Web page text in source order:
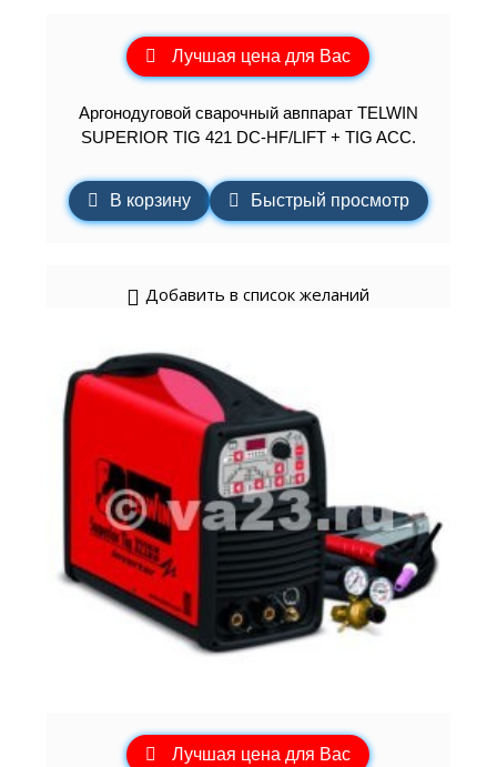
Лучшая цена для Вас
Аргонодуговой сварочный авппарат TELWIN
SUPERIOR TIG 421 DC-HF/LIFT + TIG ACC.
В корзину Быстрый просмотр
Добавить в список желаний
Лучшая цена для Вас